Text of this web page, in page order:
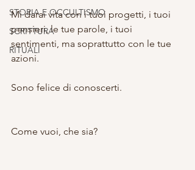
STORIA E OCCULTISMO
SCRITTURA
RITUALI
Mi darai vita con i tuoi progetti, i tuoi
pensieri, le tue parole, i tuoi
sentimenti, ma soprattutto con le tue
azioni.
Sono felice di conoscerti.
Come vuoi, che sia?